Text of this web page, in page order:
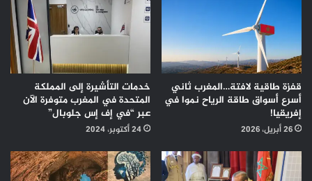
قفزة طاقية لافتة…المغرب ثاني
أسرع أسواق طاقة الرياح نموا في
إفريقيا!
26 أبريل، 2026
خدمات التأشيرة إلى المملكة
المتحدة في المغرب متوفرة الآن
عبر “في إف إس جلوبال”
24 أكتوبر، 2024